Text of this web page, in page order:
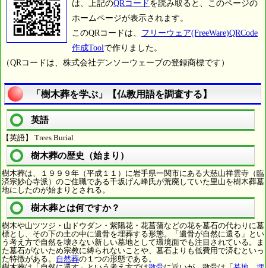
は、上記のQRコード を読み取ると、このページの
ホームページが表示されます。
このQRコードは、 フリーウェア(FreeWare)QRCode
作成Tool で作りました。
（QRコードは、株式会社デンソーウェーブの登録商標です）
「樹木葬を学ぶ」【仏教用語を調査する】
英語
【英語】 Trees Burial
樹木葬の歴史（始まり）
樹木葬は、１９９９年（平成１１）に岩手県一関市にある大慈山祥雲寺（臨
済宗妙心寺派）のご住職である千坂げん峰氏が荒廃していた里山を樹木葬墓
地にしたのが始まりとされる。
樹木葬とは何ですか？
樹木や山ツツジ・山ドウダン・紫陽花・花菖蒲などの花を墓石の代わりに墓
標とし、その下の土の中に遺骨を埋葬する形態。「遺骨が自然に還る」とい
う考え方で自然を壊さない新しい墓地として環境面でも注目されている。ま
た墓石がないため宗教に縛られないことや、墓石よりも低費用で済むといっ
た特徴がある。 自然葬の１つの形態である。